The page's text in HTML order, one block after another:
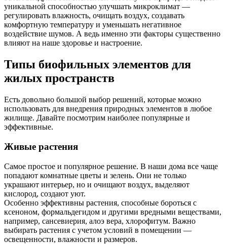
уникальной способностью улучшать микроклимат —
регулировать влажность, очищать воздух, создавать
комфортную температуру и уменьшать негативное
воздействие шумов. А ведь именно эти факторы существенно
влияют на наше здоровье и настроение.
Типы биофильных элементов для
жилых пространств
Есть довольно большой выбор решений, которые можно
использовать для внедрения природных элементов в любое
жилище. Давайте посмотрим наиболее популярные и
эффективные.
Живые растения
Самое простое и популярное решение. В наши дома все чаще
попадают комнатные цветы и зелень. Они не только
украшают интерьер, но и очищают воздух, выделяют
кислород, создают уют.
Особенно эффективны растения, способные бороться с
ксеноном, формальдегидом и другими вредными веществами,
например, сансевиерия, алоэ вера, хлорофитум. Важно
выбирать растения с учетом условий в помещении —
освещенности, влажности и размеров.